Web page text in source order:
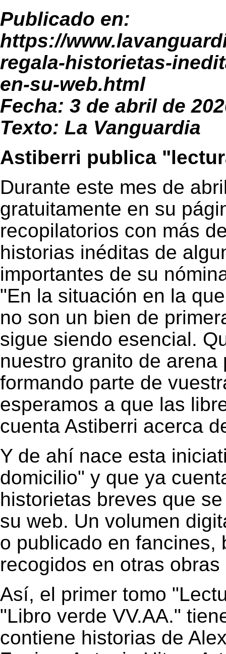
Publicado en:
https://
regala-historietas-
en-su-web.html
Fecha: 3 de abril de
Texto: La Vanguardia
Astiberri publica
Durante este mes de
gratuitamente en su
recopilatorios con más
historias inéditas de
importantes de su
"En la situación en la
no son un bien de
sigue siendo esencial.
nuestro granito de
formando parte de
esperamos a que las
cuenta Astiberri acerca
Y de ahí nace esta
domicilio" y que ya
historietas breves que
su web. Un volumen
o publicado en fancines,
recogidos en otras
Así, el primer tomo
"Libro verde VV.AA."
contiene historias de